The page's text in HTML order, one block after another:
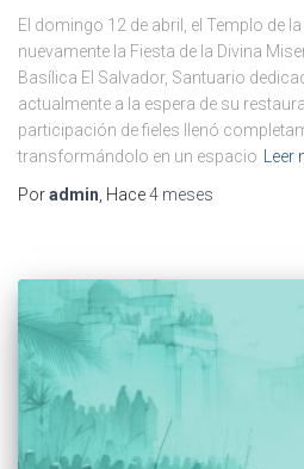
El domingo 12 de abril, el Templo de
nuevamente la Fiesta de la Divina
Basílica El Salvador, Santuario
actualmente a la espera de su
participación de fieles llenó
transformándolo en un espacio Leer
Poradmin , Hace4 meses